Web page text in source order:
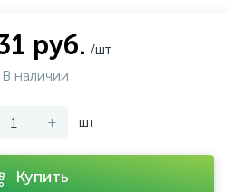
руб. /шт
В наличии
+ шт
Купить